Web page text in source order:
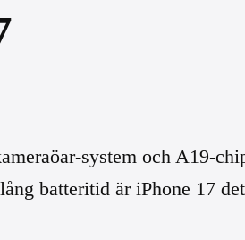
system och A19-
batteritid är iPhone 17